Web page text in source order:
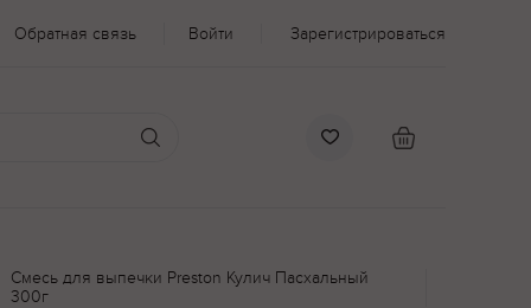
Обратная связь Войти Зарегистрироваться
Смесь для выпечки Preston Кулич Пасхальный
300г